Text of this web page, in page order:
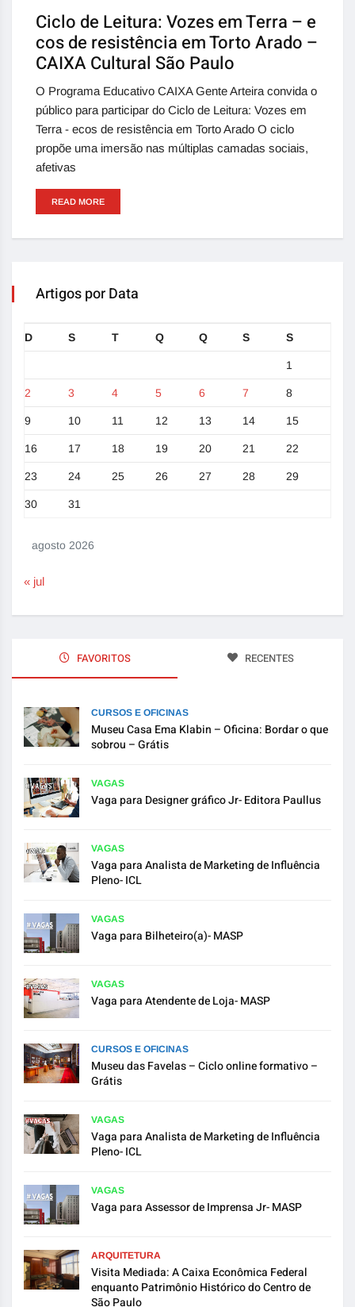
Ciclo de Leitura: Vozes em Terra – e
cos de resistência em Torto Arado –
CAIXA Cultural São Paulo
O Programa Educativo CAIXA Gente Arteira convida o
público para participar do Ciclo de Leitura: Vozes em
Terra - ecos de resistência em Torto Arado O ciclo
propõe uma imersão nas múltiplas camadas sociais,
afetivas
READ MORE
Artigos por Data
agosto 2026
D S T Q Q S S
1
2 3 4 5 6 7 8
9 10 11 12 13 14 15
16 17 18 19 20 21 22
23 24 25 26 27 28 29
30 31
« jul
FAVORITOS RECENTES
CURSOS E OFICINAS
Museu Casa Ema Klabin – Oficina: Bordar o que
sobrou – Grátis
VAGAS
Vaga para Designer gráfico Jr- Editora Paullus
VAGAS
Vaga para Analista de Marketing de Influência
Pleno- ICL
VAGAS
Vaga para Bilheteiro(a)- MASP
VAGAS
Vaga para Atendente de Loja- MASP
CURSOS E OFICINAS
Museu das Favelas – Ciclo online formativo –
Grátis
VAGAS
Vaga para Analista de Marketing de Influência
Pleno- ICL
VAGAS
Vaga para Assessor de Imprensa Jr- MASP
ARQUITETURA
Visita Mediada: A Caixa Econômica Federal
enquanto Patrimônio Histórico do Centro de
São Paulo